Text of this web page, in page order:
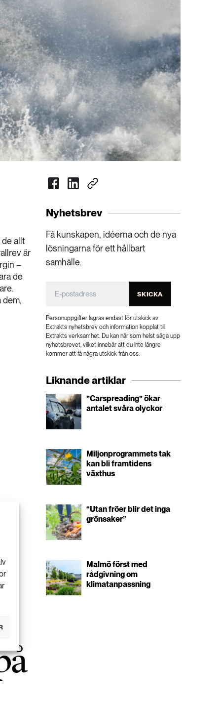
allt
är
–
de
dem,
Nyhetsbrev
Få kunskapen, idéerna och de nya
lösningarna för ett hållbart
samhälle.
SKICKA
Personuppgifter lagras endast för utskick av
Extrakts nyhetsbrev och information kopplat till
Extrakts verksamhet. Du kan när som helst säga upp
nyhetsbrevet, vilket innebär att du inte längre
kommer att få några utskick från oss.
Liknande artiklar
”Carspreading” ökar
antalet svåra olyckor
Miljonprogrammets tak
kan bli framtidens
växthus
“Utan fröer blir det inga
grönsaker”
Malmö först med
rådgivning om
klimatanpassning